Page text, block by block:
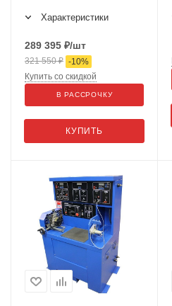
Характеристики
289 395 ₽/шт
321 550₽ -10%
КУПИТЬ
Купить со скидкой
В РАССРОЧКУ